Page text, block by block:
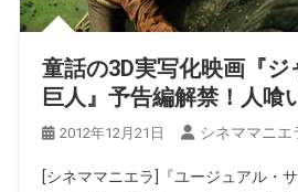
童話の3D実写化映画『ジ
巨人』予告編解禁！人
2012年12月21日 シネママニエ
[シネママニエラ]『ユージュアル・